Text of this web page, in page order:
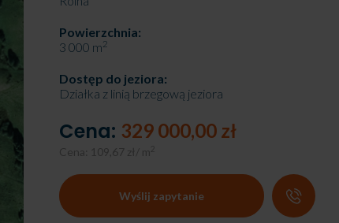
Powierzchnia:
3 000 m2
Dostęp do jeziora:
Działka z linią brzegową jeziora
Cena: 329 000,00 zł
Cena: 109,67 zł/ m
Wyślij zapytanie